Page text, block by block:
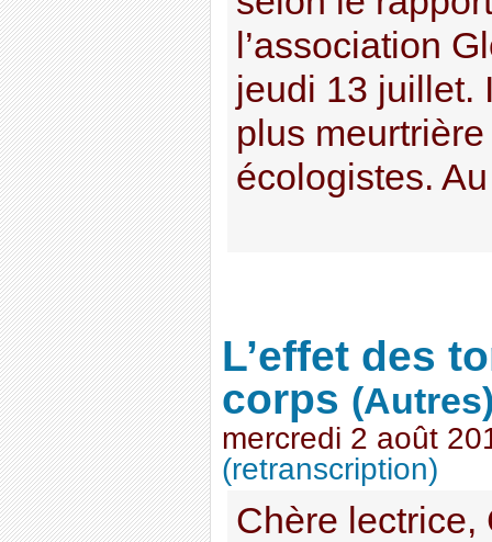
l’association
jeudi 13 juillet.
plus
écologistes.
L’effet des
corps
mercredi 2 août
(retranscription)
Chère lectrice,